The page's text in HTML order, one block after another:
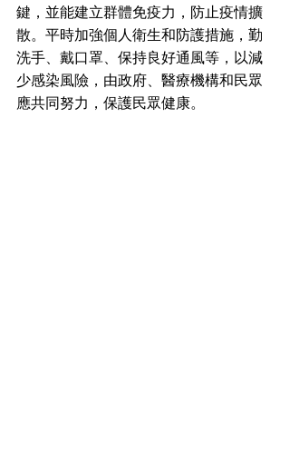
鍵，並能建立群體免疫力，防止疫情擴
散。平時加強個人衛生和防護措施，勤
洗手、戴口罩、保持良好通風等，以減
少感染風險，由政府、醫療機構和民眾
應共同努力，保護民眾健康。